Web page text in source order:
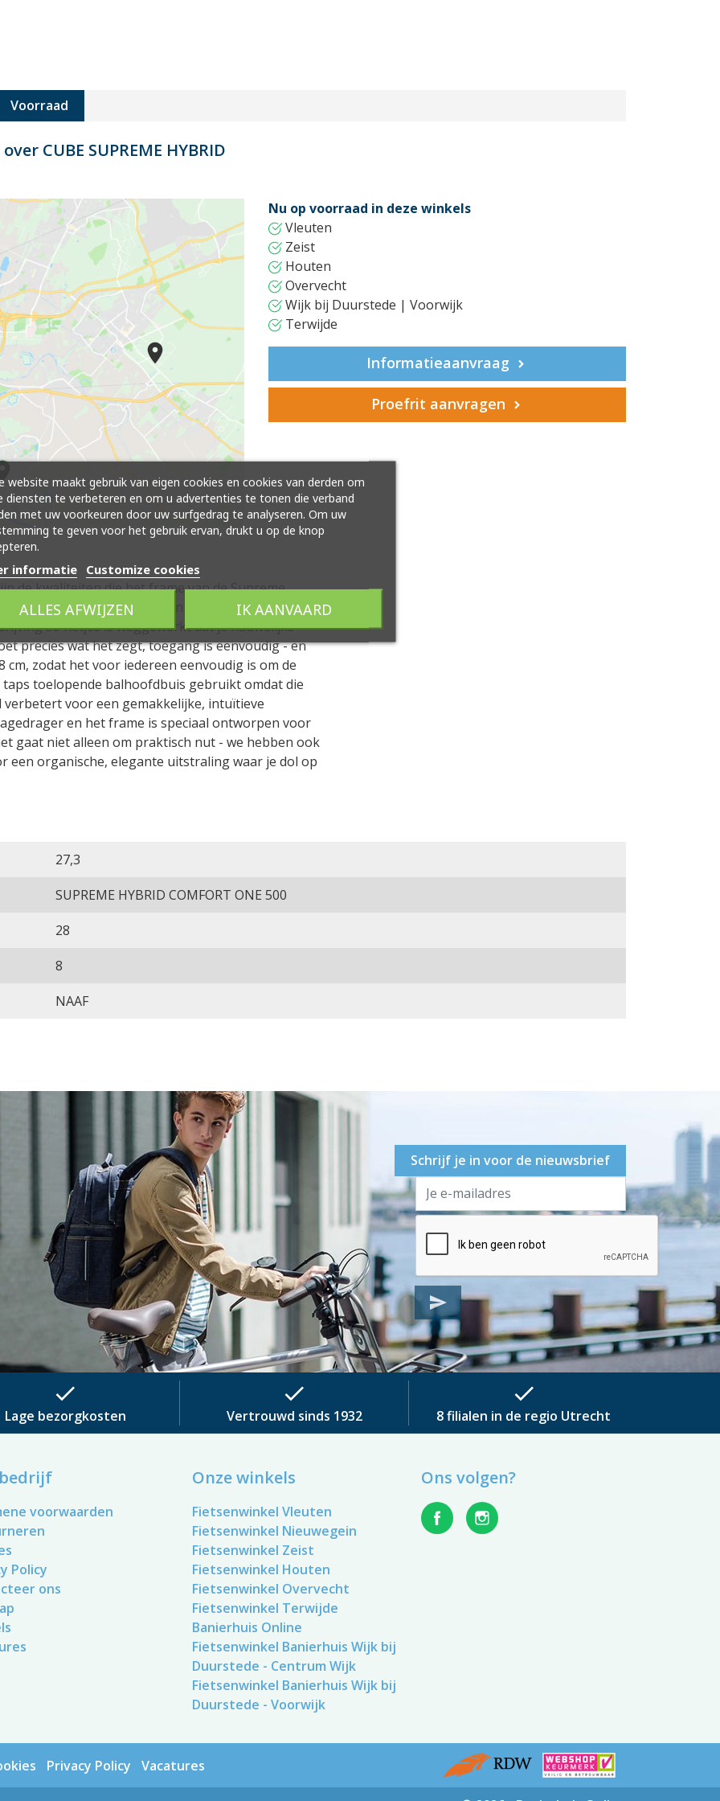
Voorraad
CUBE SUPREME HYBRID
Nu op voorraad in deze winkels
Vleuten
Zeist
Houten
Overvecht
Wijk bij Duurstede | Voorwijk
Terwijde
Informatieaanvraag
Proefrit aanvragen
de kwaliteiten die het frame van de Supreme
de Bosch 500Wh accu in het frame voor een
zo netjes is weggewerkt dat je nauwelijks
precies wat het zegt, toegang is eenvoudig - en
cm, zodat het voor iedereen eenvoudig is om de
toelopende balhoofdbuis gebruikt omdat die
voor een gemakkelijke, intuïtieve
en het frame is speciaal ontworpen voor
gaat niet alleen om praktisch nut - we hebben ook
een organische, elegante uitstraling waar je dol op
27,3
SUPREME HYBRID COMFORT ONE 500
28
8
NAAF
Schrijf je in voor de nieuwsbrief
send
check
Lage bezorgkosten
check
Vertrouwd sinds 1932
check
8 filialen in de regio Utrecht
voorwaarden
Policy
ons
Onze winkels
Fietsenwinkel Vleuten
Fietsenwinkel Nieuwegein
Fietsenwinkel Zeist
Fietsenwinkel Houten
Fietsenwinkel Overvecht
Fietsenwinkel Terwijde
Banierhuis Online
Fietsenwinkel Banierhuis Wijk bij
Duurstede - Centrum Wijk
Fietsenwinkel Banierhuis Wijk bij
Duurstede - Voorwijk
website maakt gebruik van eigen cookies en cookies van derden om
diensten te verbeteren en om u advertenties te tonen die verband
met uw voorkeuren door uw surfgedrag te analyseren. Om uw
te geven voor het gebruik ervan, drukt u op de knop
informatie Customize cookies
ALLES AFWIJZEN IK AANVAARD
Ons volgen?
Privacy Policy Vacatures